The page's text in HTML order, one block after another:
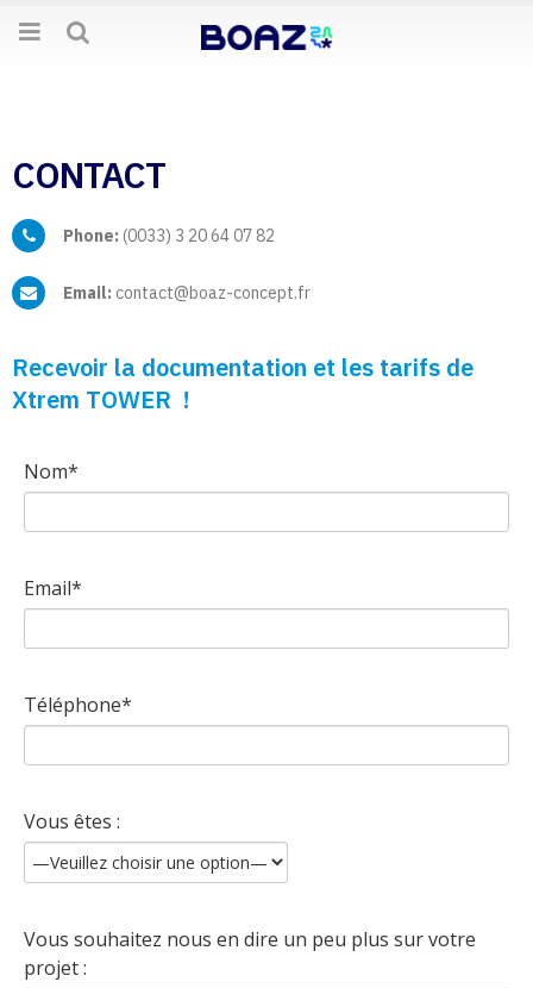
CONTACT
Phone: (0033) 3 20 64 07 82
Email: contact@boaz-concept.fr
Recevoir la documentation et les tarifs de
Xtrem TOWER !
Nom*
Email*
Téléphone*
Vous êtes :
Vous souhaitez nous en dire un peu plus sur votre
projet :